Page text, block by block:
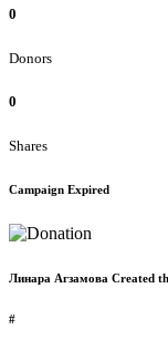
0
Donors
0
Shares
Campaign Expired
Линара Агзамова Created
#